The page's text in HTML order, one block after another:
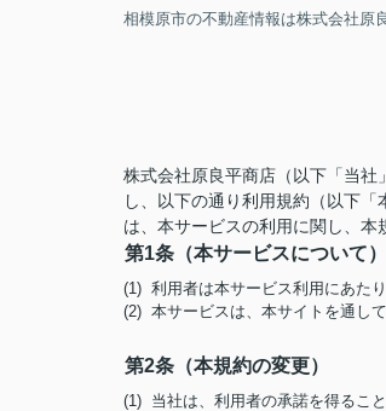
相模原市の不動産情報は株式会社原
株式会社原良平商店（以下「当
し、以下の通り利用規約（以下
は、本サービスの利用に関し、本
第1条（本サービスについて）
(1) 利用者は本サービス利用にあた
(2) 本サービスは、本サイトを通し
第2条（本規約の変更）
(1) 当社は、利用者の承諾を得るこ